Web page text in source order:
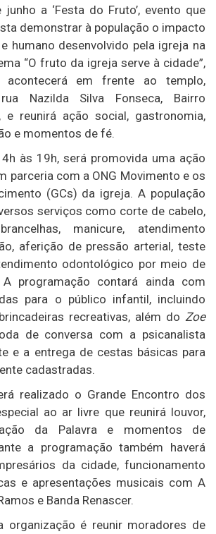
a ‘Festa do Fruto’, evento que
demonstrar à população o impacto
humano desenvolvido pela igreja na
“O fruto da igreja serve à cidade”,
acontecerá em frente ao templo,
Nazilda Silva Fonseca, Bairro
e reunirá ação social, gastronomia,
e momentos de fé.
às 19h, será promovida uma ação
parceria com a ONG Movimento e os
(GCs) da igreja. A população
serviços como corte de cabelo,
manicure, atendimento
aferição de pressão arterial, teste
odontológico por meio de
programação contará ainda com
para o público infantil, incluindo
recreativas, além do Zoe
de conversa com a psicanalista
e a entrega de cestas básicas para
cadastradas.
realizado o Grande Encontro dos
ao ar livre que reunirá louvor,
da Palavra e momentos de
a programação também haverá
da cidade, funcionamento
e apresentações musicais com A
e Banda Renascer.
organização é reunir moradores de